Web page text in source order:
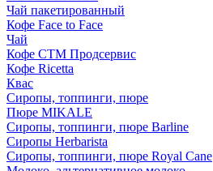
Чай пакетированный
Кофе Face to Face
Чай
Кофе СТМ Продсервис
Кофе Ricetta
Квас
Сиропы, топпинги, пюре
Пюре MIKALE
Сиропы, топпинги, пюре Barline
Сиропы Herbarista
Сиропы, топпинги, пюре Royal Cane